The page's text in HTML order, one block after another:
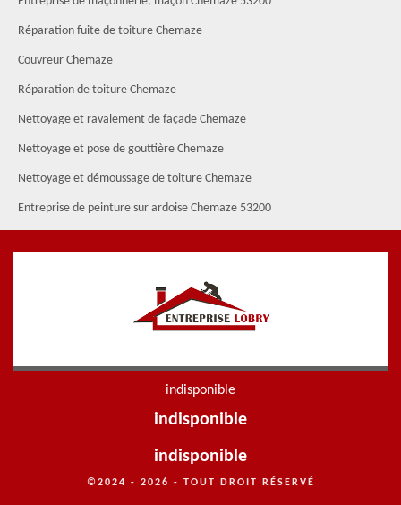
Réparation fuite de toiture Chemaze
Couvreur Chemaze
Réparation de toiture Chemaze
Nettoyage et ravalement de façade Chemaze
Nettoyage et pose de gouttière Chemaze
Nettoyage et démoussage de toiture Chemaze
Entreprise de peinture sur ardoise Chemaze 53200
indisponible
indisponible
indisponible
©2024 - 2026 - TOUT DROIT RÉSERVÉ